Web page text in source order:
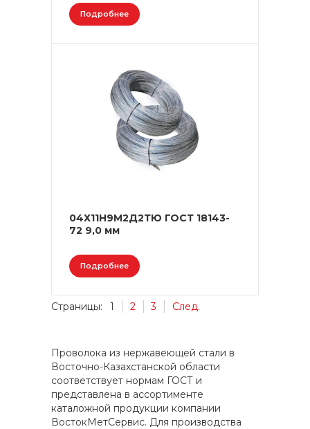
Подробнее
04Х11Н9М2Д2ТЮ ГОСТ 18143-
72 9,0 мм
Подробнее
Страницы: 1 2 3 След.
Проволока из нержавеющей стали в
Восточно-Казахстанской области
соответствует нормам ГОСТ и
представлена в ассортименте
каталожной продукции компании
ВостокМетСервис. Для производства